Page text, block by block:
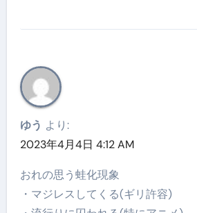
ゆう より:
2023年4月4日 4:12 AM
おれの思う蛙化現象
・マジレスしてくる(ギリ許容)